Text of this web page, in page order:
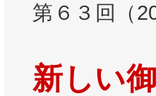
第６３回（
新しい